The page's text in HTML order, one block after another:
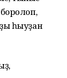
һыуҙан